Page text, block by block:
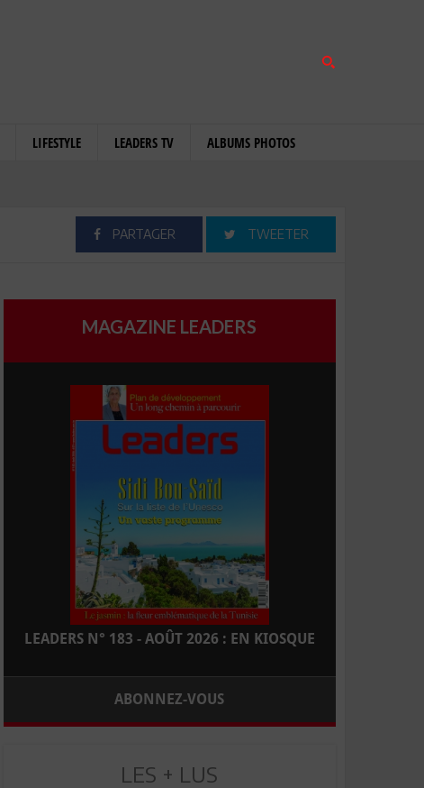
LIFESTYLE LEADERS TV ALBUMS PHOTOS
PARTAGER TWEETER
MAGAZINE LEADERS
LEADERS N° 183 - AOÛT 2026 : EN KIOSQUE
ABONNEZ-VOUS
LES + LUS